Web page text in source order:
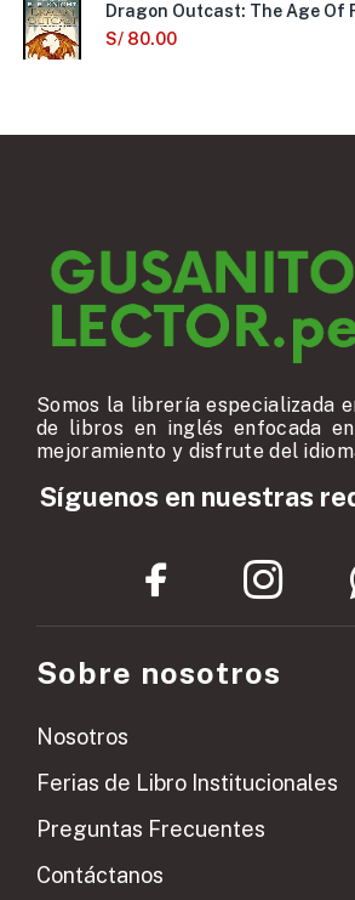
Dragon Outcast: The Age Of
S/ 80.00
Somos la librería especializada
de libros en inglés enfocada
mejoramiento y disfrute del
Síguenos en nuestras
Sobre nosotros
Nosotros
Ferias de Libro Institucionales
Preguntas Frecuentes
Contáctanos